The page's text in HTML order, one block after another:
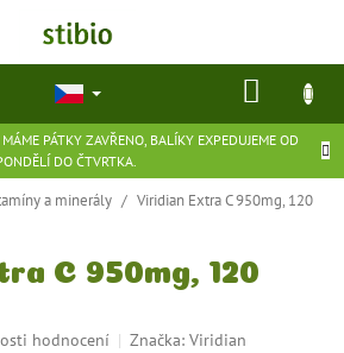
PÁTKY ZAVŘENO, BALÍKY EXPEDUJEME OD
DO ČTVRTKA.
a minerály / Viridian Extra C 950mg, 120
C 950mg, 120
hodnocení Značka: Viridian